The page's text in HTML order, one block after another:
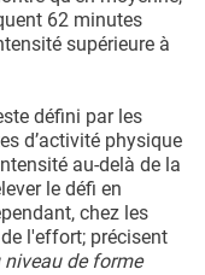
62 minutes
supérieure à
défini par les
d’activité physique
au-delà de la
le défi en
chez les
l'effort; précisent
de forme